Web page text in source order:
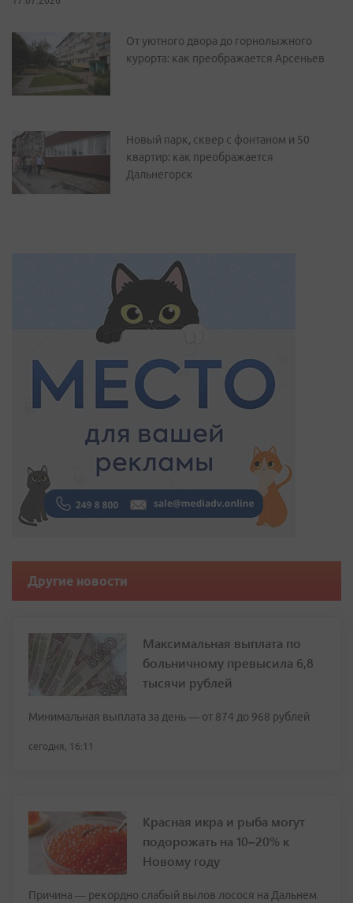
От уютного двора до горнолыжного
курорта: как преображается Арсеньев
Новый парк, сквер с фонтаном и 50
квартир: как преображается
Дальнегорск
Другие новости
Максимальная выплата по
больничному превысила 6,8
тысячи рублей
Минимальная выплата за день — от 874 до 968 рублей
сегодня, 16:11
Красная икра и рыба могут
подорожать на 10–20% к
Новому году
Причина — рекордно слабый вылов лосося на Дальнем